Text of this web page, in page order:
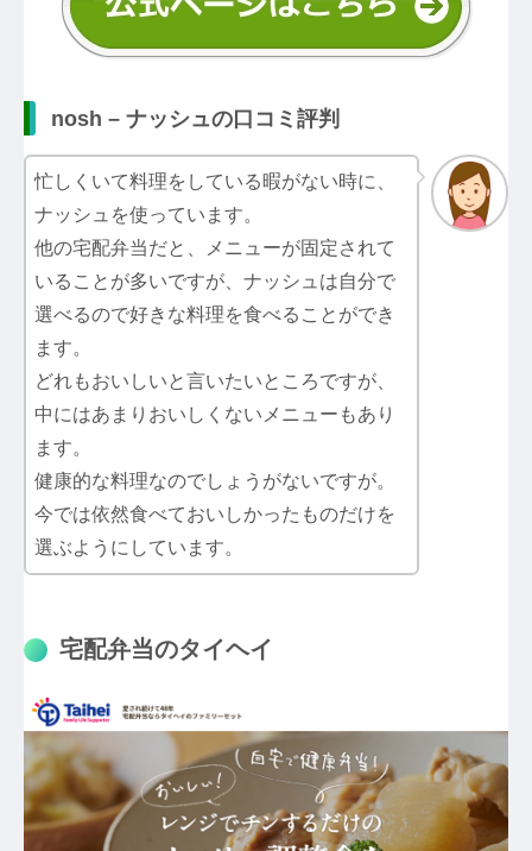
nosh – ナッシュの口コミ評判
忙しくいて料理をしている暇がない時に、
ナッシュを使っています。
他の宅配弁当だと、メニューが固定されて
いることが多いですが、ナッシュは自分で
選べるので好きな料理を食べることができ
ます。
どれもおいしいと言いたいところですが、
中にはあまりおいしくないメニューもあり
ます。
健康的な料理なのでしょうがないですが。
今では依然食べておいしかったものだけを
選ぶようにしています。
宅配弁当のタイヘイ